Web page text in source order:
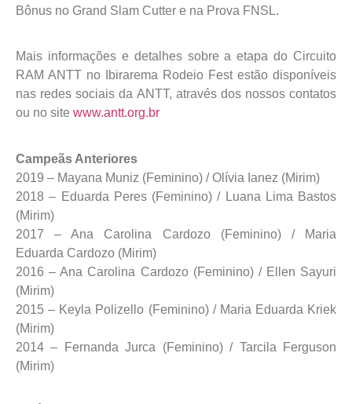
Bônus no Grand Slam Cutter e na Prova FNSL.
Mais informações e detalhes sobre a etapa do Circuito
RAM ANTT no Ibirarema Rodeio Fest estão disponíveis
nas redes sociais da ANTT, através dos nossos contatos
ou no site www.antt.org.br
Campeãs Anteriores
2019 – Mayana Muniz (Feminino) / Olívia Ianez (Mirim)
2018 – Eduarda Peres (Feminino) / Luana Lima Bastos
(Mirim)
2017 – Ana Carolina Cardozo (Feminino) / Maria
Eduarda Cardozo (Mirim)
2016 – Ana Carolina Cardozo (Feminino) / Ellen Sayuri
(Mirim)
2015 – Keyla Polizello (Feminino) / Maria Eduarda Kriek
(Mirim)
2014 – Fernanda Jurca (Feminino) / Tarcila Ferguson
(Mirim)